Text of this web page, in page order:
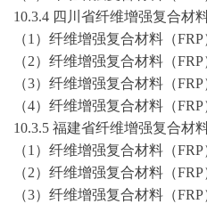
10.3.4 四川省纤维增强复合材
（1）纤维增强复合材料（
（2）纤维增强复合材料（
（3）纤维增强复合材料（
（4）纤维增强复合材料（
10.3.5 福建省纤维增强复合材
（1）纤维增强复合材料（
（2）纤维增强复合材料（
（3）纤维增强复合材料（